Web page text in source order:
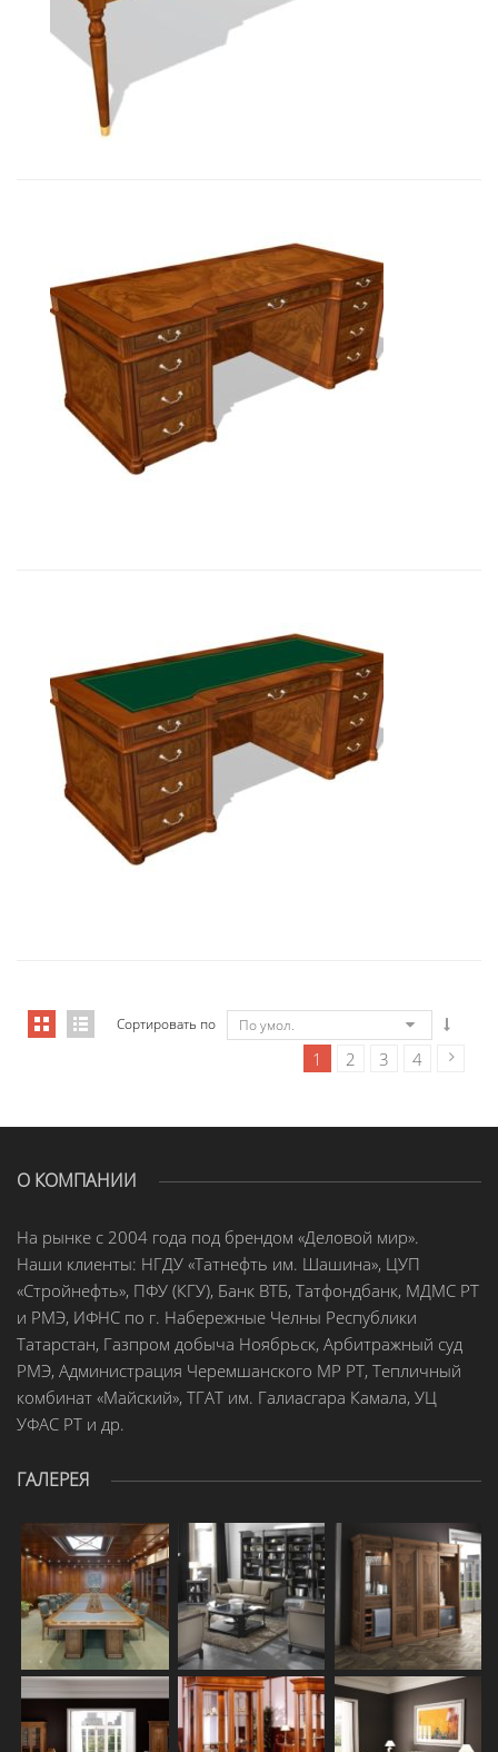
Art&Moble 01125 Стол руководите...
Art&Moble 01122 Стол руководите...
Art&Moble 01122 Стол руководите...
Сортировать по По умол.
1 2 3 4
О КОМПАНИИ
На рынке с 2004 года под брендом «Деловой мир».
Наши клиенты: НГДУ «Татнефть им. Шашина», ЦУП
«Стройнефть», ПФУ (КГУ), Банк ВТБ, Татфондбанк, МДМС РТ
и РМЭ, ИФНС по г. Набережные Челны Республики
Татарстан, Газпром добыча Ноябрьск, Арбитражный суд
РМЭ, Администрация Черемшанского МР РТ, Тепличный
комбинат «Майский», ТГАТ им. Галиасгара Камала, УЦ
УФАС РТ и др.
ГАЛЕРЕЯ